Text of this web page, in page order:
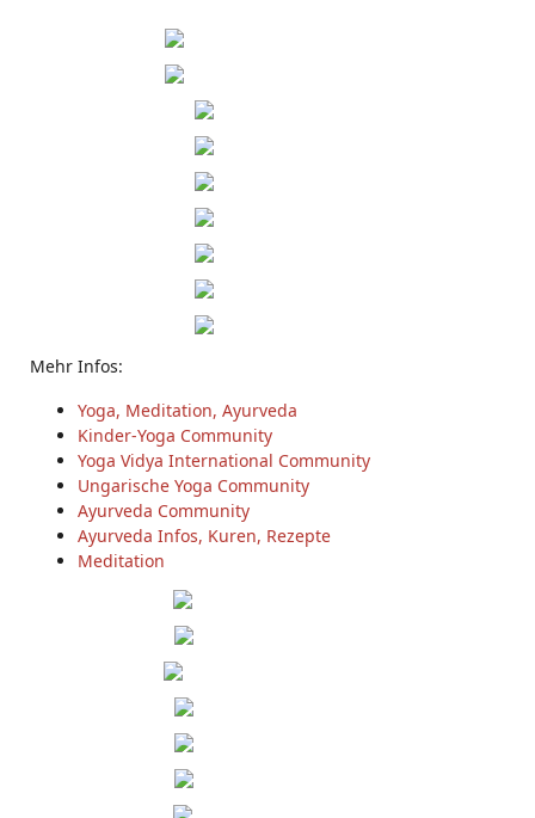
Mehr Infos:
Yoga, Meditation, Ayurveda
Kinder-Yoga Community
Yoga Vidya International Community
Ungarische Yoga Community
Ayurveda Community
Ayurveda Infos, Kuren, Rezepte
Meditation